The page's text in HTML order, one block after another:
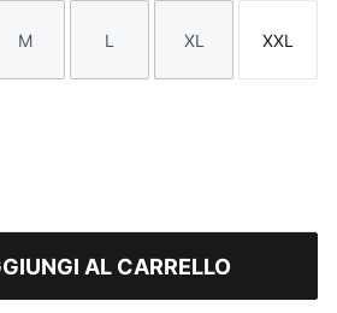
Taglia
M
Taglia
L
Taglia
XL
Taglia
XXL
AL CARRELLO